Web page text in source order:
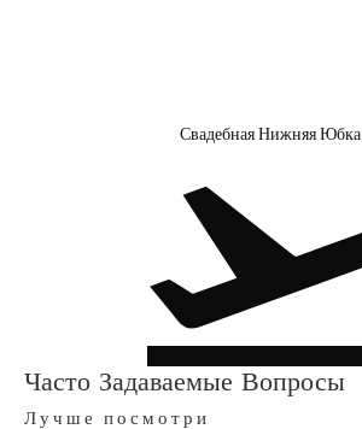
Свадебная Нижняя Юбка
Часто Задаваемые Вопросы
Лучше посмотри